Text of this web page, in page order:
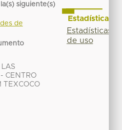
siguiente(s)
de
CENTRO
TEXCOCO
Estadísticas
Estadísticas
de uso